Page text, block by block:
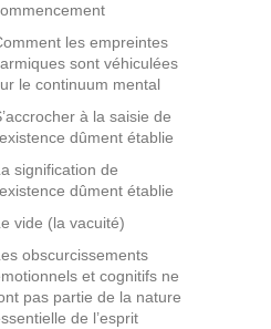
les empreintes
sont véhiculées
le continuum mental
à la saisie de
dûment établie
signification de
dûment établie
vide (la vacuité)
obscurcissements
et cognitifs ne
pas partie de la nature
de l’esprit